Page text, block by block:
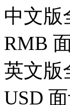
中文版
RMB
英文版
USD